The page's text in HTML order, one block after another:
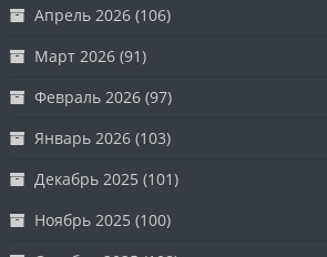
Апрель 2026 (106)
Март 2026 (91)
Февраль 2026 (97)
Январь 2026 (103)
Декабрь 2025 (101)
Ноябрь 2025 (100)